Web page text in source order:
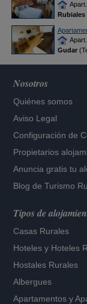
Rubiales
Gudar
Nosotros
Quiénes somos
Aviso Legal
Configuración de
Propietarios
Anuncia gratis tu
Blog de Turismo
Tipos de
Casas Rurales
Hoteles y Hoteles
Hostales Rurales
Albergues
Apartamentos y